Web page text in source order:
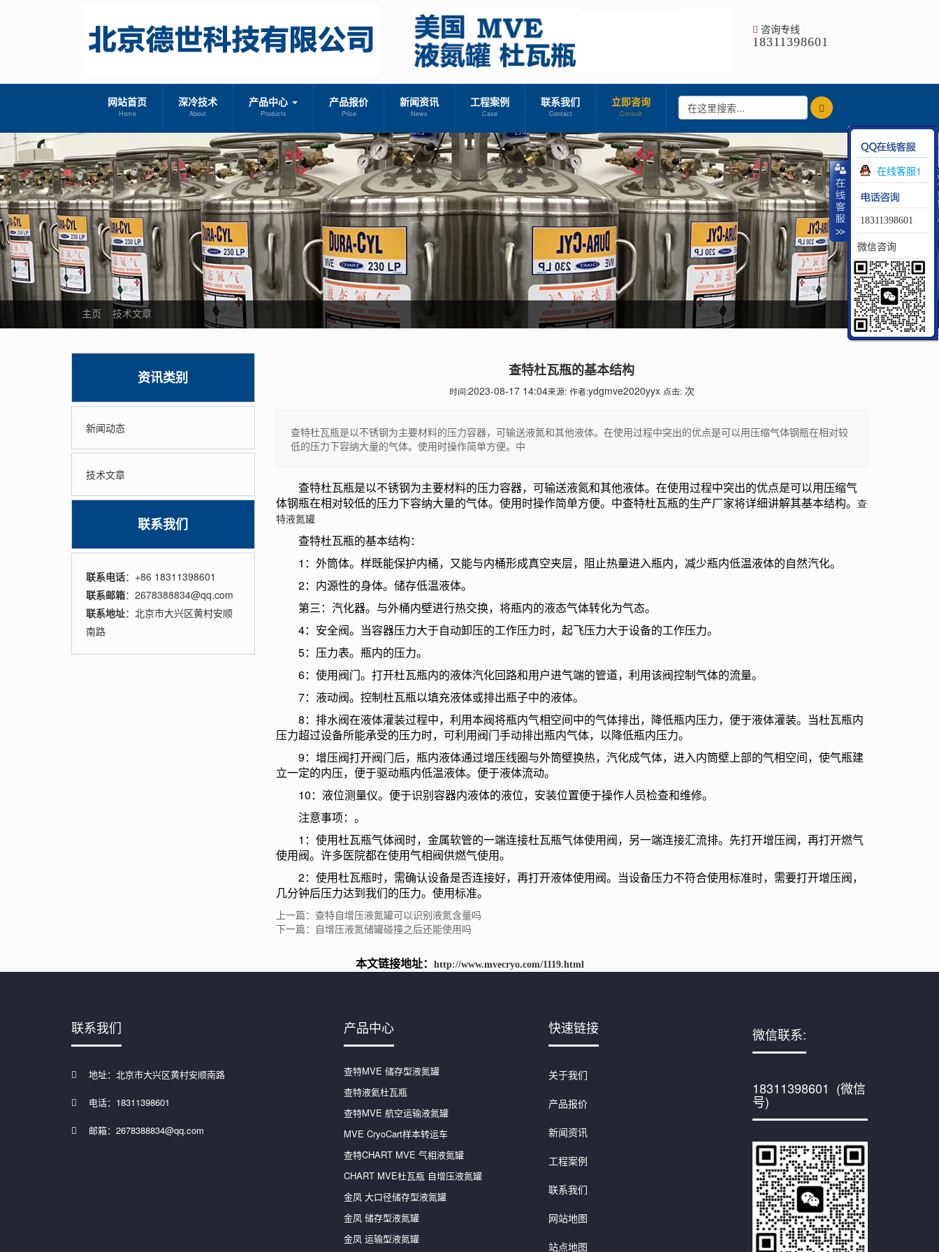
咨询专线
18311398601
网站首页
Home
深冷技术
About
产品中心
Products
产品报价
Price
新闻资讯
News
工程案例
Case
联系我们
Contact
立即咨询
Consult
主页 技术文章
资讯类别
新闻动态
技术文章
联系我们
联系电话：+86 18311398601
联系邮箱：2678388834@qq.com
联系地址：北京市大兴区黄村安顺
南路
查特杜瓦瓶的基本结构
时间:2023-08-17 14:04来源: 作者:ydgmve2020yyx 点击: 次
查特杜瓦瓶是以不锈钢为主要材料的压力容器，可输送液氮和其他液体。在使用过程中突出的优点是可以用压缩气体钢瓶在相对较
低的压力下容纳大量的气体。使用时操作简单方便。中
查特杜瓦瓶是以不锈钢为主要材料的压力容器，可输送液氮和其他液体。在使用过程中突出的优点是可以用压缩气
体钢瓶在相对较低的压力下容纳大量的气体。使用时操作简单方便。中查特杜瓦瓶的生产厂家将详细讲解其基本结构。 查
特液氮罐
查特杜瓦瓶的基本结构：
1：外筒体。样既能保护内桶，又能与内桶形成真空夹层，阻止热量进入瓶内，减少瓶内低温液体的自然汽化。
2：内源性的身体。储存低温液体。
第三：汽化器。与外桶内壁进行热交换，将瓶内的液态气体转化为气态。
4：安全阀。当容器压力大于自动卸压的工作压力时，起飞压力大于设备的工作压力。
5：压力表。瓶内的压力。
6：使用阀门。打开杜瓦瓶内的液体汽化回路和用户进气端的管道，利用该阀控制气体的流量。
7：液动阀。控制杜瓦瓶以填充液体或排出瓶子中的液体。
8：排水阀在液体灌装过程中，利用本阀将瓶内气相空间中的气体排出，降低瓶内压力，便于液体灌装。当杜瓦瓶内
压力超过设备所能承受的压力时，可利用阀门手动排出瓶内气体，以降低瓶内压力。
9：增压阀打开阀门后，瓶内液体通过增压线圈与外筒壁换热，汽化成气体，进入内筒壁上部的气相空间，使气瓶建
立一定的内压，便于驱动瓶内低温液体。便于液体流动。
10：液位测量仪。便于识别容器内液体的液位，安装位置便于操作人员检查和维修。
注意事项：。
1：使用杜瓦瓶气体阀时，金属软管的一端连接杜瓦瓶气体使用阀，另一端连接汇流排。先打开增压阀，再打开燃气
使用阀。许多医院都在使用气相阀供燃气使用。
2：使用杜瓦瓶时，需确认设备是否连接好，再打开液体使用阀。当设备压力不符合使用标准时，需要打开增压阀，
几分钟后压力达到我们的压力。使用标准。
上一篇：查特自增压液氮罐可以识别液氮含量吗
下一篇：自增压液氮储罐碰撞之后还能使用吗
本文链接地址： http://www.mvecryo.com/1119.html
联系我们
地址：北京市大兴区黄村安顺南路
电话：18311398601
邮箱：2678388834@qq.com
产品中心
查特MVE 储存型液氮罐
查特液氦杜瓦瓶
查特MVE 航空运输液氮罐
MVE CryoCart样本转运车
查特CHART MVE 气相液氮罐
CHART MVE杜瓦瓶 自增压液氮罐
金凤 大口径储存型液氮罐
金凤 储存型液氮罐
金凤 运输型液氮罐
快速链接
关于我们
产品报价
新闻资讯
工程案例
联系我们
网站地图
站点地图
微信联系:
18311398601 (微信
号)
在线客服1
18311398601
微信咨询